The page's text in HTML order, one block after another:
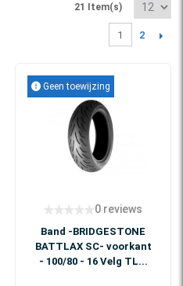
21 Item(s)
1 2
Geen toewijzing
0 reviews
Band -BRIDGESTONE
BATTLAX SC- voorkant
- 100/80 - 16 Velg TL...